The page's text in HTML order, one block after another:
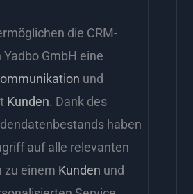
die CRM-
GmbH eine
und
Kunden. Dank des
haben
auf alle relevanten
zu einem Kunden und